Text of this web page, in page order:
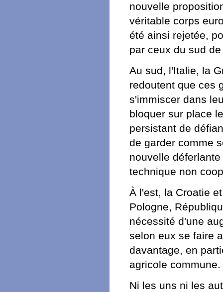
nouvelle
véritable corps
été ainsi rejetée,
par ceux du sud
Au sud, l'Italie, la
redoutent que ces
s'immiscer dans
bloquer sur place
persistant de
de garder comme
nouvelle
technique non
À l'est, la Croatie
Pologne,
nécessité d'une
selon eux se faire
davantage, en
agricole commune.
Ni les uns ni les